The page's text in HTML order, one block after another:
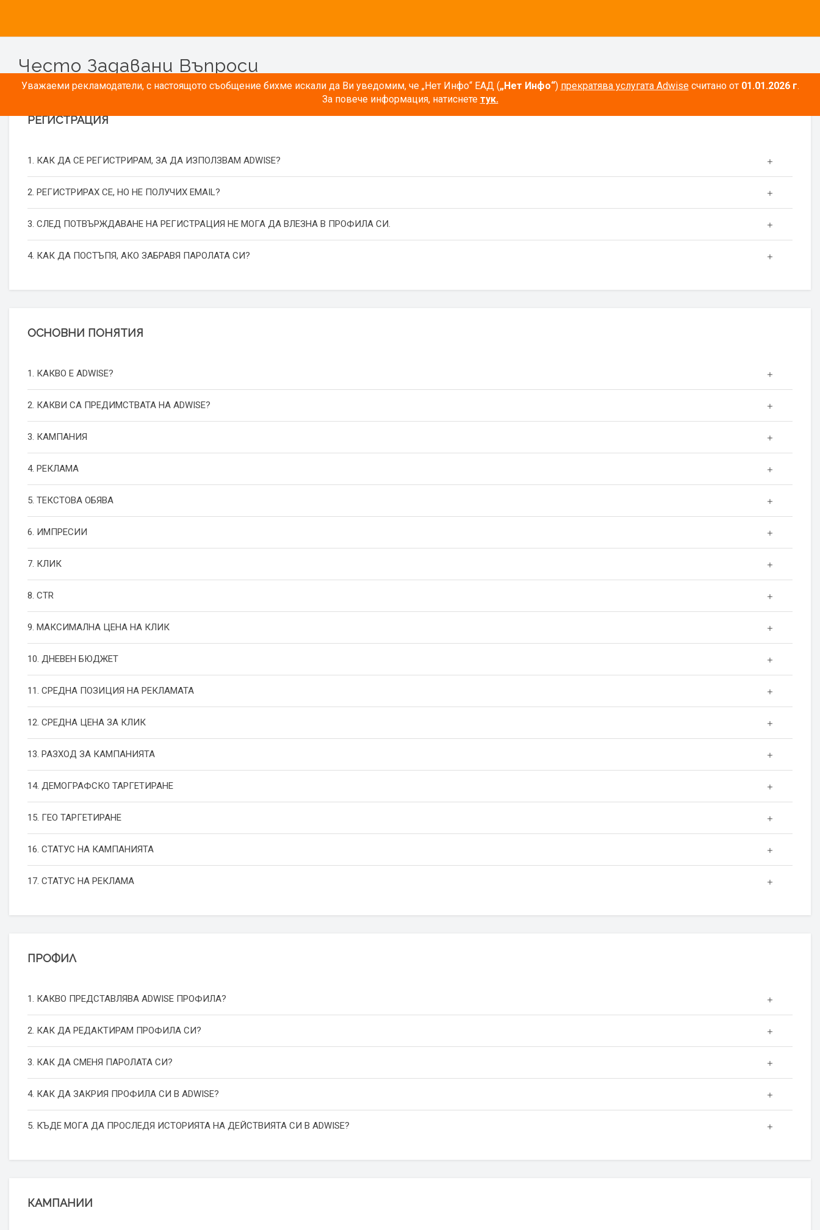
Уважаеми рекламодатели, с настоящото съобщение бихме искали да Ви уведомим, че „Нет Инфо“ ЕАД („Нет Инфо“) прекратява услугата Adwiseсчитано от 01.01.2026 г.
За повече информация, натиснете тук.
Често Задавани Въпроси
РЕГИСТРАЦИЯ
1. КАК ДА СЕ РЕГИСТРИРАМ, ЗА ДА ИЗПОЛЗВАМ ADWISE?
2. РЕГИСТРИРАХ СЕ, НО НЕ ПОЛУЧИХ EMAIL?
3. СЛЕД ПОТВЪРЖДАВАНЕ НА РЕГИСТРАЦИЯ НЕ МОГА ДА ВЛЕЗНА В ПРОФИЛА СИ.
4. КАК ДА ПОСТЪПЯ, АКО ЗАБРАВЯ ПАРОЛАТА СИ?
ОСНОВНИ ПОНЯТИЯ
1. КАКВО Е ADWISE?
2. КАКВИ СА ПРЕДИМСТВАТА НА ADWISE?
3. КАМПАНИЯ
4. РЕКЛАМА
5. ТЕКСТОВА ОБЯВА
6. ИМПРЕСИИ
7. КЛИК
8. CTR
9. МАКСИМАЛНА ЦЕНА НА КЛИК
10. ДНЕВЕН БЮДЖЕТ
11. СРЕДНА ПОЗИЦИЯ НА РЕКЛАМАТА
12. СРЕДНА ЦЕНА ЗА КЛИК
13. РАЗХОД ЗА КАМПАНИЯТА
14. ДЕМОГРАФСКО ТАРГЕТИРАНЕ
15. ГЕО ТАРГЕТИРАНЕ
16. СТАТУС НА КАМПАНИЯТА
17. СТАТУС НА РЕКЛАМА
ПРОФИЛ
1. КАКВО ПРЕДСТАВЛЯВА ADWISE ПРОФИЛА?
2. КАК ДА РЕДАКТИРАМ ПРОФИЛА СИ?
3. КАК ДА СМЕНЯ ПАРОЛАТА СИ?
4. КАК ДА ЗАКРИЯ ПРОФИЛА СИ В ADWISE?
5. КЪДЕ МОГА ДА ПРОСЛЕДЯ ИСТОРИЯТА НА ДЕЙСТВИЯТА СИ В ADWISE?
КАМПАНИИ